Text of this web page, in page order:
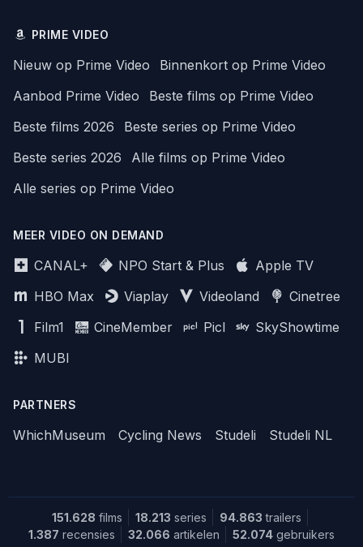
PRIME VIDEO
Nieuw op Prime Video
Binnenkort op Prime Video
Aanbod Prime Video
Beste films op Prime Video
Beste films 2026
Beste series op Prime Video
Beste series 2026
Alle films op Prime Video
Alle series op Prime Video
MEER VIDEO ON DEMAND
CANAL+ NPO Start & Plus
Apple TV
HBO Max
Viaplay Videoland
Cinetree
Film1
CineMember Picl
SkyShowtime
MUBI
PARTNERS
WhichMuseum Cycling News Studeli Studeli NL
151.628 films 18.213 series 94.863 trailers
1.387 recensies 32.066 artikelen 52.074 gebruikers